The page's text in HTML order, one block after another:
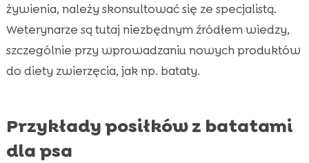
żywienia, należy skonsultować się ze specjalistą.
Weterynarze są tutaj niezbędnym źródłem wiedzy,
szczególnie przy wprowadzaniu nowych produktów
do diety zwierzęcia, jak np. bataty.
Przykłady posiłków z batatami
dla psa